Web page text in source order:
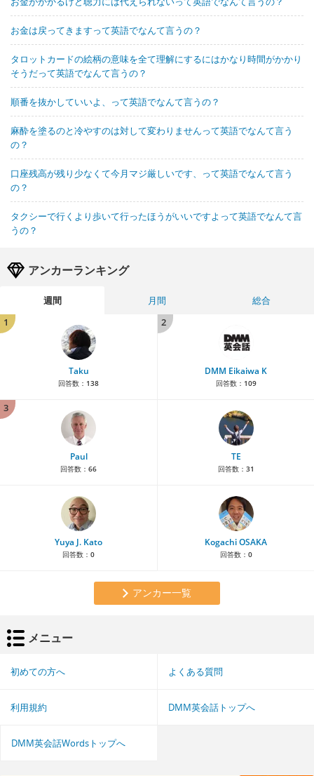
お金は戻ってきますって英語でなんて言うの？
タロットカードの絵柄の意味を全て理解にするにはかなり時間がかかり
そうだって英語でなんて言うの？
順番を抜かしていいよ、って英語でなんて言うの？
麻酔を塗るのと冷やすのは対して変わりませんって英語でなんて言う
の？
口座残高が残り少なくて今月マジ厳しいです、って英語でなんて言う
の？
タクシーで行くより歩いて行ったほうがいいですよって英語でなんて言
うの？
アンカーランキング
週間 月間
総合
1
Taku
回答数： 138
2
DMM Eikaiwa K
回答数： 109
3
Paul
回答数： 66
TE
回答数： 31
Yuya J. Kato
回答数： 0
Kogachi OSAKA
回答数： 0
アンカー一覧
メニュー
初めての方へ よくある質問
利用規約 DMM英会話トップへ
DMM英会話Wordsトップへ